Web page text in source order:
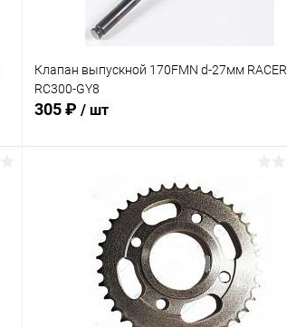
Клапан выпускной 170FMN d-27мм RACER
RC300-GY8
305 ₽ / шт
В корзину
Сравнение
В избранное В наличии